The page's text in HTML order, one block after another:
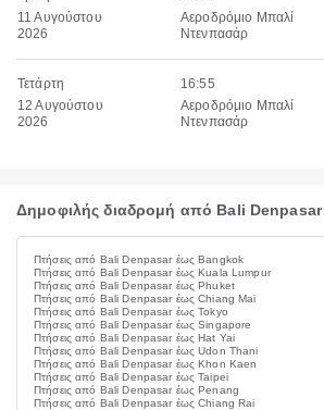
11 Αυγούστου
2026
Αεροδρόμιο Μπαλί
Ντενπασάρ
Τετάρτη
12 Αυγούστου
2026
16:55
Αεροδρόμιο Μπαλί
Ντενπασάρ
Δημοφιλής διαδρομή από Bali Denpasar
Πτήσεις από Bali Denpasar έως Bangkok
Πτήσεις από Bali Denpasar έως Kuala Lumpur
Πτήσεις από Bali Denpasar έως Phuket
Πτήσεις από Bali Denpasar έως Chiang Mai
Πτήσεις από Bali Denpasar έως Tokyo
Πτήσεις από Bali Denpasar έως Singapore
Πτήσεις από Bali Denpasar έως Hat Yai
Πτήσεις από Bali Denpasar έως Udon Thani
Πτήσεις από Bali Denpasar έως Khon Kaen
Πτήσεις από Bali Denpasar έως Taipei
Πτήσεις από Bali Denpasar έως Penang
Πτήσεις από Bali Denpasar έως Chiang Rai